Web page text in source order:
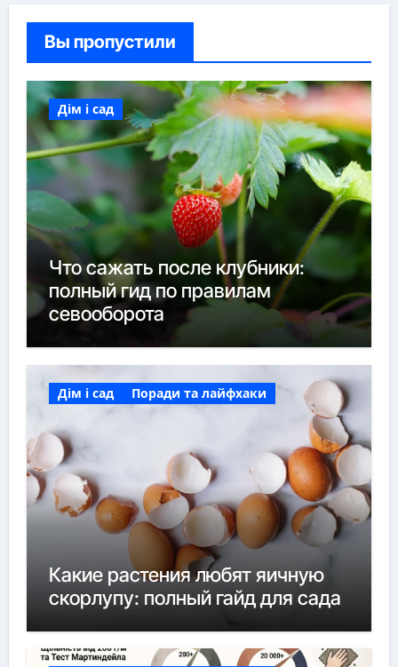
Вы пропустили
Дім і сад
Что сажать после клубники:
полный гид по правилам
севооборота
Дім і сад Поради та лайфхаки
Какие растения любят яичную
скорлупу: полный гайд для сада